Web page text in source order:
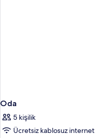
Oda
5 kişilik
Ücretsiz kablosuz internet